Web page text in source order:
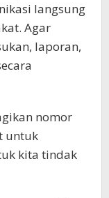
langsung
Agar
laporan,
nomor
untuk
kita tindak